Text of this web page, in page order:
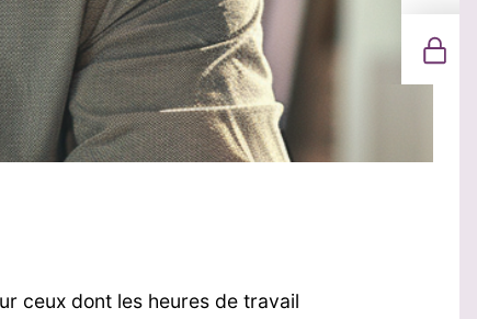
ceux dont les heures de travail